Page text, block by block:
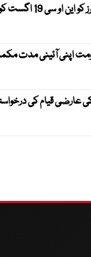
کیریبین پریمیئر لیگ ، قومی کرکٹرز کو این او سی 19
اپنی آئینی مدت
عارضی قیام کی